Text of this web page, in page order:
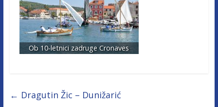
Ob 10-letnici zadruge Cronaves
← Dragutin Žic – Dunižarić